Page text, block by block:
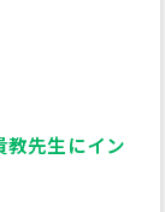
教先生にイン